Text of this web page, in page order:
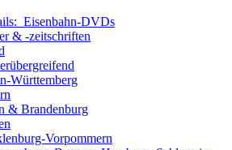
Eisenbahn-DVDs
& -zeitschriften
Württemberg
& Brandenburg
Vorpommern